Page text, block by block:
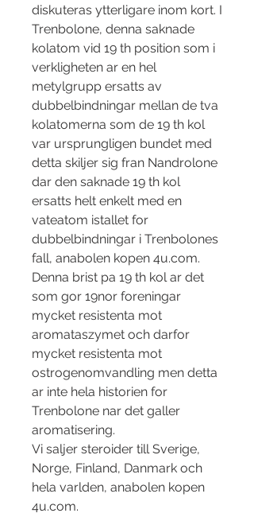
diskuteras ytterligare inom kort. I
Trenbolone, denna saknade
kolatom vid 19 th position som i
verkligheten ar en hel
metylgrupp ersatts av
dubbelbindningar mellan de tva
kolatomerna som de 19 th kol
var ursprungligen bundet med
detta skiljer sig fran Nandrolone
dar den saknade 19 th kol
ersatts helt enkelt med en
vateatom istallet for
dubbelbindningar i Trenbolones
fall, anabolen kopen 4u.com.
Denna brist pa 19 th kol ar det
som gor 19nor foreningar
mycket resistenta mot
aromataszymet och darfor
mycket resistenta mot
ostrogenomvandling men detta
ar inte hela historien for
Trenbolone nar det galler
aromatisering.
Vi saljer steroider till Sverige,
Norge, Finland, Danmark och
hela varlden, anabolen kopen
4u.com.